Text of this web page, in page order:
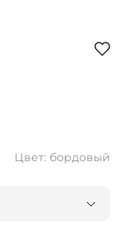
Цвет: бордовый